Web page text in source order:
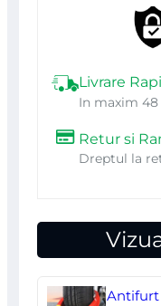
Livrare
In maxim 48
Retur si
Dreptul la
Antifurt